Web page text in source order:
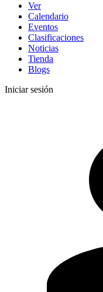
Ver
Calendario
Eventos
Clasificaciones
Noticias
Tienda
Blogs
Iniciar sesión